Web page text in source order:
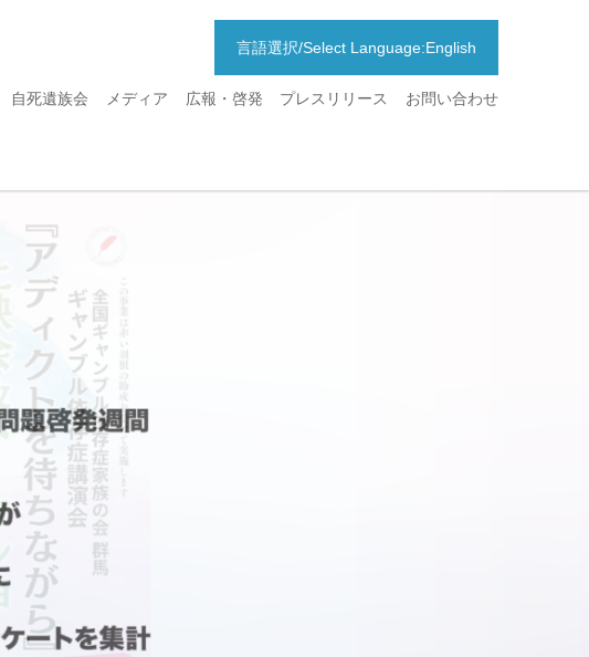
言語選択/Select Language:English
自死遺族会 メディア 広報・啓発 プレスリリース お問い合わせ